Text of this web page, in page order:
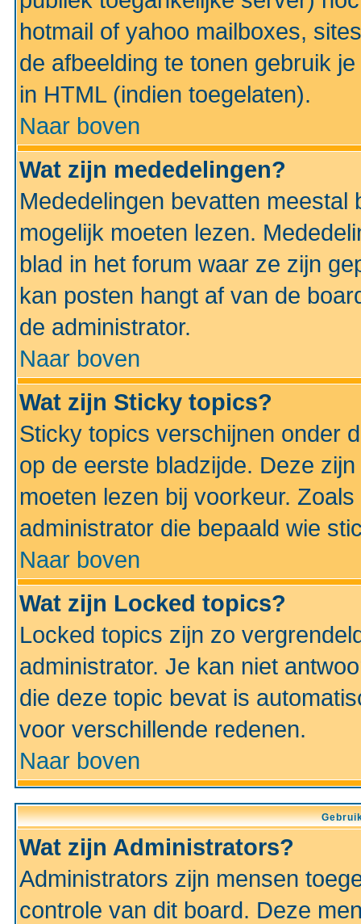
hotmail of yahoo mailboxes,
de afbeelding te tonen gebruik
in HTML (indien toegelaten).
Naar boven
Wat zijn mededelingen?
Mededelingen bevatten
mogelijk moeten lezen.
blad in het forum waar ze zijn
kan posten hangt af van de
de administrator.
Naar boven
Wat zijn Sticky topics?
Sticky topics verschijnen onder
op de eerste bladzijde. Deze
moeten lezen bij voorkeur.
administrator die bepaald wie
Naar boven
Wat zijn Locked topics?
Locked topics zijn zo
administrator. Je kan niet
die deze topic bevat is
voor verschillende redenen.
Naar boven
Wat zijn Administrators?
Administrators zijn mensen
controle van dit board. Deze